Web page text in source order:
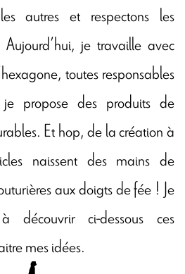
autres et respectons les
Aujourd’hui, je travaille avec
toutes responsables
propose des produits de
Et hop, de la création à
naissent des mains de
aux doigts de fée ! Je
ci-dessous ces
mes idées.